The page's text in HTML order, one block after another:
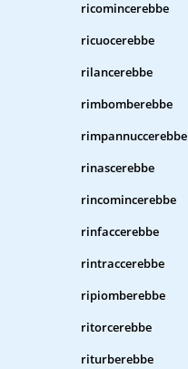
ricomincerebbe
ricuocerebbe
rilancerebbe
rimbomberebbe
rimpannuccerebbe
rinascerebbe
rincomincerebbe
rinfaccerebbe
rintraccerebbe
ripiomberebbe
ritorcerebbe
riturberebbe